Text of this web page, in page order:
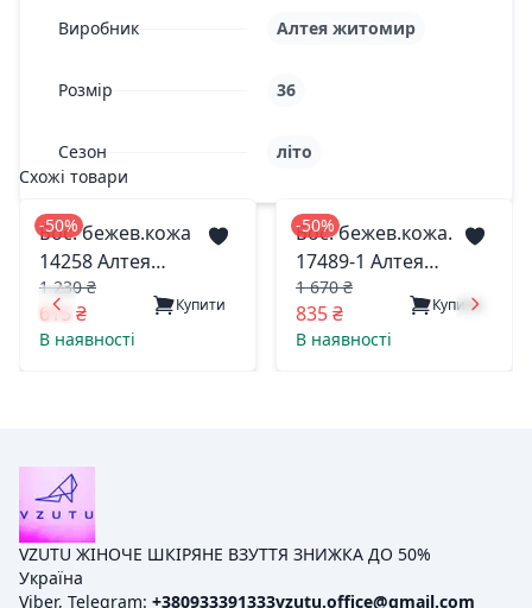
Виробник Алтея житомир
Розмір 36
Сезон
літо
Схожі товари
-50%
Бос. бежев.кожа
14258 Алтея
житомир 39(р)
1 230 ₴
615 ₴ Купити
В наявності
-50%
Бос. бежев.кожа.
17489-1 Алтея
житомир 36(р)
1 670 ₴
835 ₴ Купити
В наявності
VZUTU ЖІНОЧЕ ШКІРЯНЕ ВЗУТТЯ ЗНИЖКА ДО 50%
Україна
Viber, Telegram: +380933391333vzutu.office@gmail.com